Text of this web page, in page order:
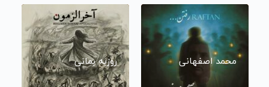
محمد اصفهانی روزبه بمانی